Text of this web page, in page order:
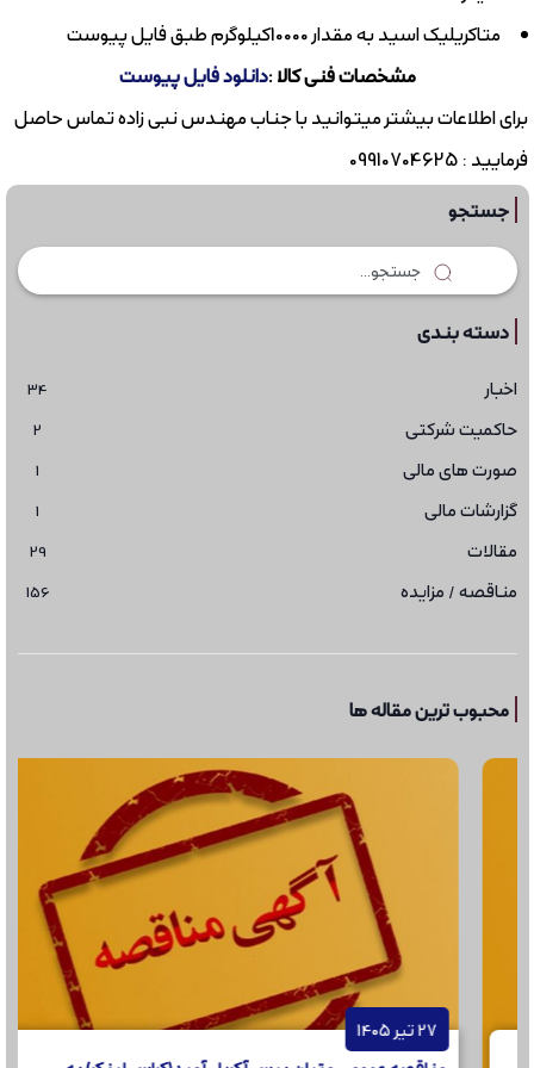
متاکریلیک اسید به مقدار 10000کیلوگرم طبق فایل پیوست
مشخصات فنی کالا :دانلود فایل پیوست
برای اطلاعات بیشتر میتوانید با جناب مهندس نبی زاده تماس حاصل
فرمایید : 09910704625
جستجو
دسته بندی
اخبار 34
حاکمیت شرکتی 2
صورت های مالی 1
گزارشات مالی 1
مقالات 29
مناقصه / مزایده 156
محبوب ترین مقاله ها
27 تیر 1405